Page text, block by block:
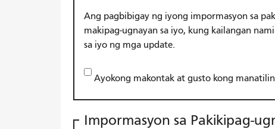
Ang pagbibigay ng iyong impormasyon sa
makipag-ugnayan sa iyo, kung kailangan
sa iyo ng mga update.
Ayokong makontak at gusto kong
Impormasyon sa Pakikipag-